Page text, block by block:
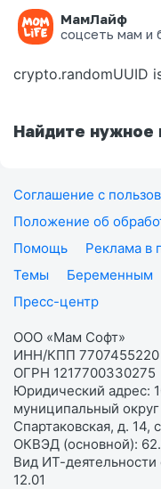
МамЛайф
соцсеть мам и
Ошибка на
crypto.randomUUID
Найдите нужное
Соглашение с
Положение об
Помощь
Реклама в
Темы
Беременным
Пресс-центр
ООО «Мам Софт»
ИНН/КПП 7707455220
ОГРН 1217700330275
Юридический адрес:
муниципальный
Спартаковская, д.
ОКВЭД (основной):
Вид ИТ-
12.01